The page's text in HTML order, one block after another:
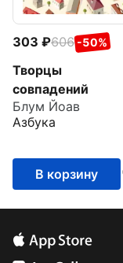
303 606 -50%
Творцы
совпадений
Блум Йоав
Азбука
В корзину